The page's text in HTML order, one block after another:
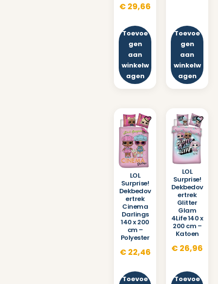
€ 29,66
Toevoe
gen
aan
winkelw
agen
Toevoe
gen
aan
winkelw
agen
LOL
Surprise!
Dekbedov
ertrek
Cinema
Darlings
140 x 200
cm –
Polyester
€ 22,46
Toevoe
LOL
Surprise!
Dekbedov
ertrek
Glitter
Glam
4Life 140 x
200 cm –
Katoen
€ 26,96
Toevoe